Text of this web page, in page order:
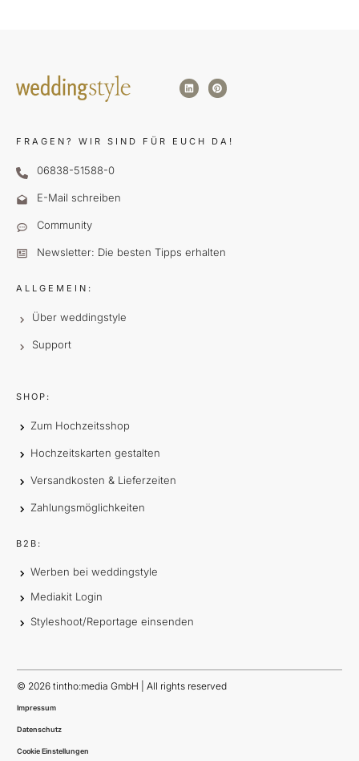
FRAGEN? WIR SIND FÜR EUCH DA!
06838-51588-0
E-Mail schreiben
Community
Newsletter: Die besten Tipps erhalten
ALLGEMEIN:
Über weddingstyle
Support
SHOP:
Zum Hochzeitsshop
Hochzeitskarten gestalten
Versandkosten & Lieferzeiten
Zahlungsmöglichkeiten
B2B:
Werben bei weddingstyle
Mediakit Login
Styleshoot/Reportage einsenden
© 2026 tintho:media GmbH | All rights reserved
Impressum
Datenschutz
Cookie Einstellungen